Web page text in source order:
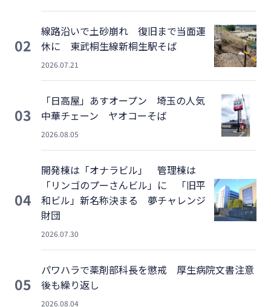
02
線路沿いで土砂崩れ 復旧まで当面運
休に 東武桐生線新桐生駅そば
2026.07.21
03
「日高屋」あすオープン 埼玉の人気
中華チェーン ヤオコーそば
2026.08.05
04
開発棟は「オナラビル」 管理棟は
「リンゴのプーさんビル」に 「旧平
和ビル」新名称決まる 夢チャレンジ
財団
2026.07.30
05
パワハラで薬剤部科長を懲戒 厚生病院文書注意
後も繰り返し
2026.08.04